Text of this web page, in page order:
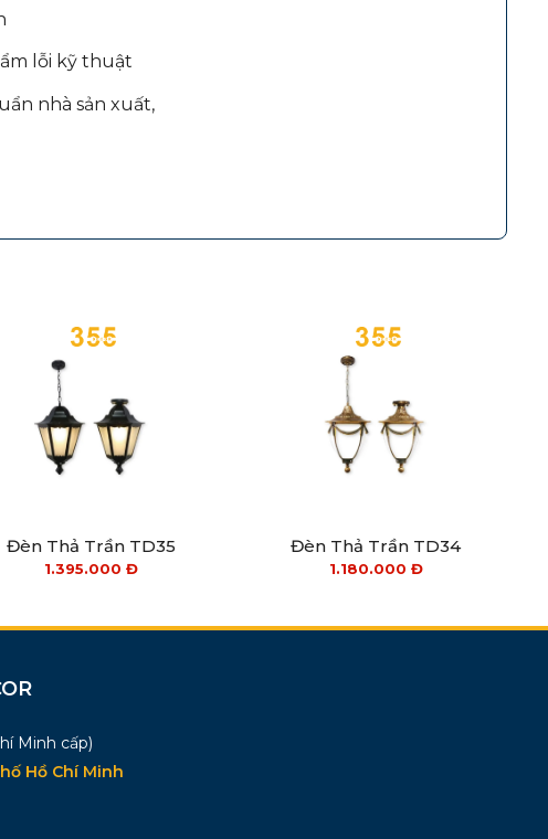
lỗi kỹ thuật
nhà sản xuất,
Đèn Thả Trần TD35
1.395.000 Đ
Đèn Thả Trần TD34
1.180.000 Đ
Minh cấp)
Hồ Chí Minh